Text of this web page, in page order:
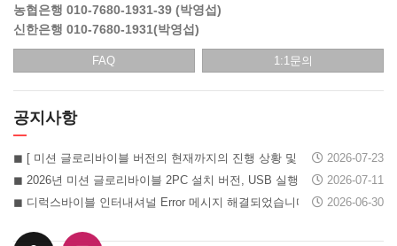
농협은행 010-7680-1931-39 (박영섭)
신한은행 010-7680-1931(박영섭)
FAQ 1:1문의
공지사항
◼︎ [ 미션 글로리바이블 버전의 현재까지의 진행 상황 및 앞으로의 계획 그리고 여름 대 할인 행사 안내입니다. ]
2026-07-23
◼︎ 2026년 미션 글로리바이블 2PC 설치 버전, USB 실행 버전 1PC+USB 통합버전 기증 및 후원하기 행사 15일만 더 연장합니다.
2026-07-11
◼︎ 디럭스바이블 인터내셔널 Error 메시지 해결되었습니다.
2026-06-30